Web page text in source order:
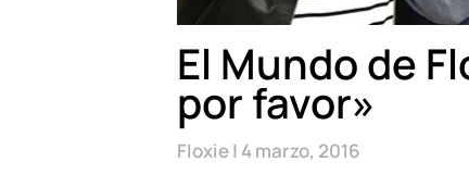
El Mundo de
por favor»
Floxie 4 marzo, 2016